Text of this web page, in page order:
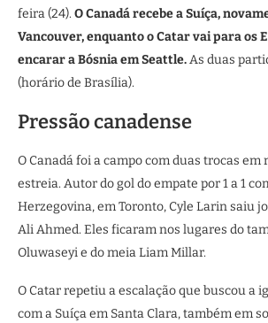
feira (24). O Canadá recebe a Suíça,
Vancouver, enquanto o Catar vai para os
encarar a Bósnia em Seattle.As duas
(horário de Brasília).
Pressão canadense
O Canadá foi a campo com duas trocas em
estreia. Autor do gol do empate por 1 a 1
Herzegovina, em Toronto, Cyle Larin saiu
Ali Ahmed. Eles ficaram nos lugares do
Oluwaseyi e do meia Liam Millar.
O Catar repetiu a escalação que buscou a
com a Suíça em Santa Clara, também em